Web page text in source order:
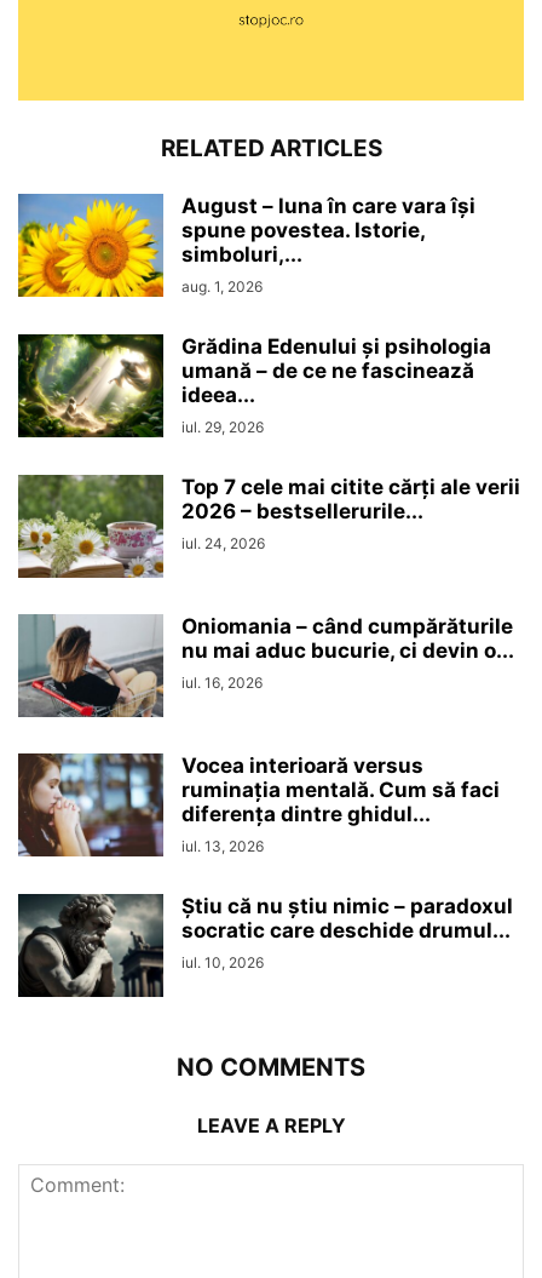
RELATED ARTICLES
August – luna în care vara își
spune povestea. Istorie,
simboluri,...
aug. 1, 2026
Grădina Edenului și psihologia
umană – de ce ne fascinează
ideea...
iul. 29, 2026
Top 7 cele mai citite cărți ale verii
2026 – bestsellerurile...
iul. 24, 2026
Oniomania – când cumpărăturile
nu mai aduc bucurie, ci devin o...
iul. 16, 2026
Vocea interioară versus
ruminaţia mentală. Cum să faci
diferența dintre ghidul...
iul. 13, 2026
Ştiu că nu ştiu nimic – paradoxul
socratic care deschide drumul...
iul. 10, 2026
NO COMMENTS
LEAVE A REPLY